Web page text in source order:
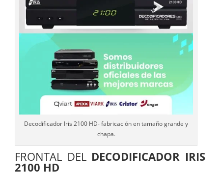
Decodificador Iris 2100 HD- fabricación en tamaño grande y
chapa.
FRONTAL DEL DECODIFICADOR IRIS
2100 HD